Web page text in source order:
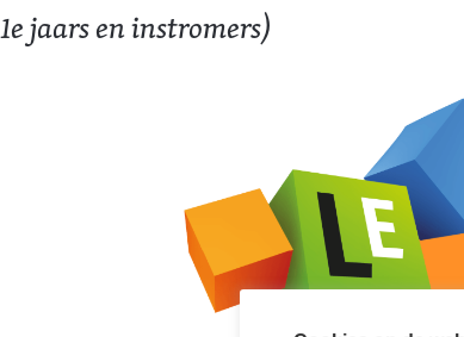
jaars en instromers)